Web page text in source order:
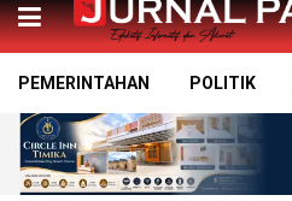
PEMERINTAHAN POLITIK